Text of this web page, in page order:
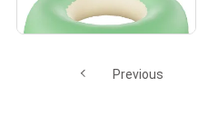
Primary Sale
Previous